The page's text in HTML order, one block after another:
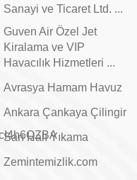
Sanayi ve Ticaret Ltd. ...
Guven Air Özel Jet
Kiralama ve VIP
Havacılık Hizmetleri ...
Avrasya Hamam Havuz
Ankara Çankaya Çilingir
Sarı Halı Yıkama
Zemintemizlik.com